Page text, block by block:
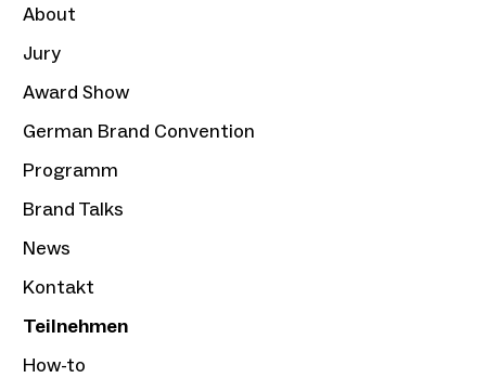
About
Jury
Award Show
German Brand Convention
Programm
Brand Talks
News
Kontakt
Teilnehmen
How-to